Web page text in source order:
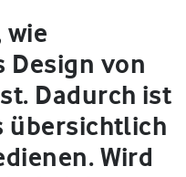
wie
Design von
Dadurch ist
übersichtlich
Wird